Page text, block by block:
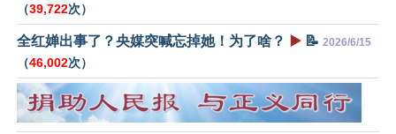
（39,722次）
全红婵出事了？央媒突喊忘掉她！为了啥？ ▶️ 📝 2026/6/15
（46,002次）